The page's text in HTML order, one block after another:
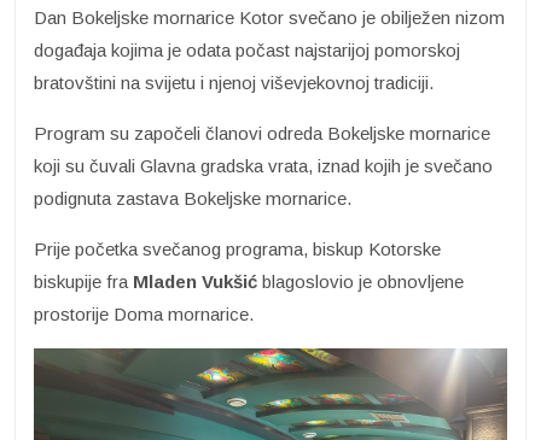
Dan Bokeljske mornarice Kotor svečano je obilježen nizom
događaja kojima je odata počast najstarijoj pomorskoj
bratovštini na svijetu i njenoj viševjekovnoj tradiciji.
Program su započeli članovi odreda Bokeljske mornarice
koji su čuvali Glavna gradska vrata, iznad kojih je svečano
podignuta zastava Bokeljske mornarice.
Prije početka svečanog programa, biskup Kotorske
biskupije fra Mladen Vukšić blagoslovio je obnovljene
prostorije Doma mornarice.